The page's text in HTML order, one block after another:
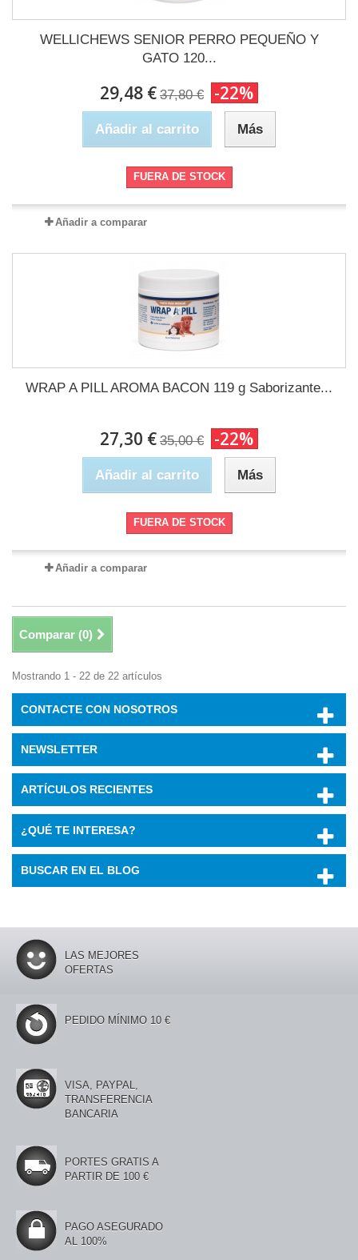
WELLICHEWS SENIOR PERRO PEQUEÑO Y
GATO 120...
29,48 € 37,80 € -22%
Añadir al carrito Más
FUERA DE STOCK
Añadir a comparar
WRAP A PILL AROMA BACON 119 g Saborizante...
27,30 € 35,00 € -22%
Añadir al carrito Más
FUERA DE STOCK
Añadir a comparar
Comparar (0)
Mostrando 1 - 22 de 22 artículos
CONTACTE CON NOSOTROS
NEWSLETTER
ARTÍCULOS RECIENTES
¿QUÉ TE INTERESA?
BUSCAR EN EL BLOG
LAS MEJORES
OFERTAS
PEDIDO MÍNIMO 10 €
VISA, PAYPAL,
TRANSFERENCIA
BANCARIA
PORTES GRATIS A
PARTIR DE 100 €
PAGO ASEGURADO
AL 100%